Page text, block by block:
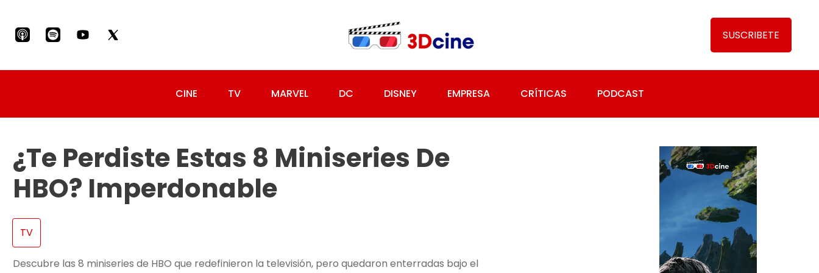
SUSCRIBETE
CINE TV MARVEL DC DISNEY EMPRESA CRÍTICAS PODCAST
¿Te Perdiste Estas 8 Miniseries De
HBO? Imperdonable
TV
Descubre las 8 miniseries de HBO que redefinieron la televisión, pero quedaron enterradas bajo el